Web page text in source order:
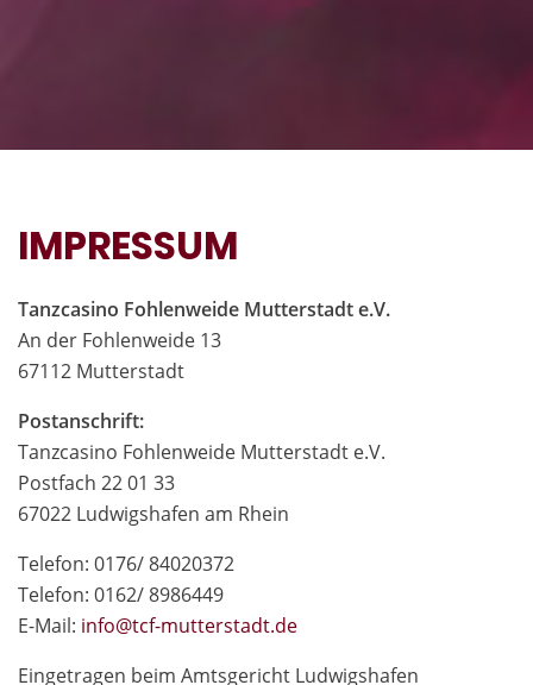
IMPRESSUM
Tanzcasino Fohlenweide Mutterstadt e.V.
An der Fohlenweide 13
67112 Mutterstadt
Postanschrift:
Tanzcasino Fohlenweide Mutterstadt e.V.
Postfach 22 01 33
67022 Ludwigshafen am Rhein
Telefon: 0176/ 84020372
Telefon: 0162/ 8986449
E-Mail: info@tcf-mutterstadt.de
Eingetragen beim Amtsgericht Ludwigshafen